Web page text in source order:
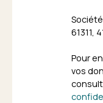
61311,
Pour
vos